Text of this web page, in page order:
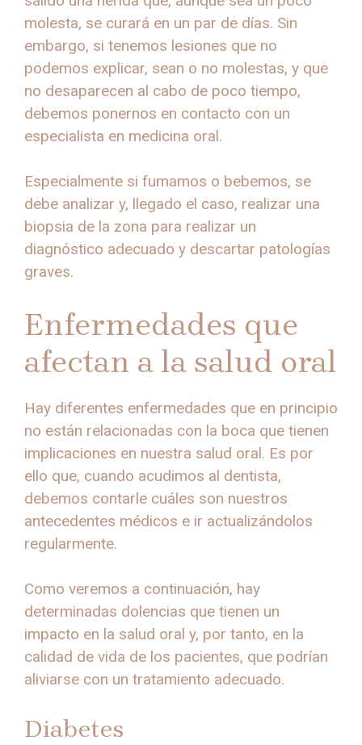
molesta, se curará en un par de días. Sin
embargo, si tenemos lesiones que no
podemos explicar, sean o no molestas, y que
no desaparecen al cabo de poco tiempo,
debemos ponernos en contacto con un
especialista en medicina oral.
Especialmente si fumamos o bebemos, se
debe analizar y, llegado el caso, realizar una
biopsia de la zona para realizar un
diagnóstico adecuado y descartar patologías
graves.
Enfermedades que
afectan a la salud oral
Hay diferentes enfermedades que en principio
no están relacionadas con la boca que tienen
implicaciones en nuestra salud oral. Es por
ello que, cuando acudimos al dentista,
debemos contarle cuáles son nuestros
antecedentes médicos e ir actualizándolos
regularmente.
Como veremos a continuación, hay
determinadas dolencias que tienen un
impacto en la salud oral y, por tanto, en la
calidad de vida de los pacientes, que podrían
aliviarse con un tratamiento adecuado.
Diabetes